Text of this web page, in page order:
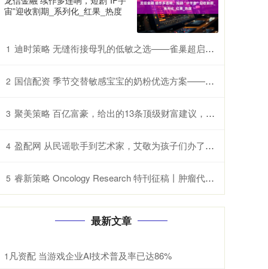
宙”迎收割期_系列化_红果_热度
1 迪时策略 无缝衔接母乳的低敏之选——雀巢超启能恩的特别优势
2 国信配资 季节交替敏感宝宝的奶粉优选方案——雀巢超启能恩，守护脆弱肠胃
3 聚美策略 百亿富豪，给出的13条顶级财富建议，字字千金
4 盈配网 从民谣歌手到艺术家，艾敬为孩子们办了一个绘画大赛
5 睿新策略 Oncology Research 特刊征稿丨肿瘤代谢异质性：机制、生物标志物与治疗意义_研究
最新文章
1 凡资配 当游戏企业AI技术普及率已达86%